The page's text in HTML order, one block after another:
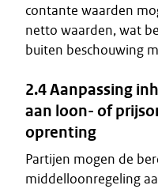
contante waarden
netto waarden, wat
buiten beschouwing
2.4 Aanpassing
aan loon- of
oprenting
Partijen mogen de
middelloonregeling